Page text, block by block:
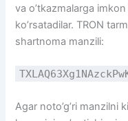
va o’tkazmalarga
ko’rsatadilar. TRON
shartnoma manzili:
Agar noto’g’ri manzilni